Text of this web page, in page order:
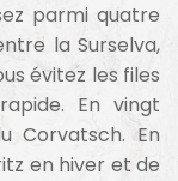
parmi quatre
la Surselva,
évitez les files
En vingt
Corvatsch. En
en hiver et de